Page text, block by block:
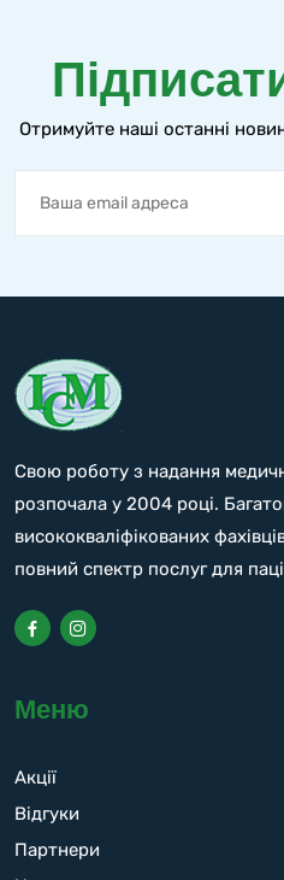
Отримуйте наші останні
Свою роботу з надання
розпочала у 2004 році.
висококваліфікованих
повний спектр послуг для
Меню
Акції
Відгуки
Партнери